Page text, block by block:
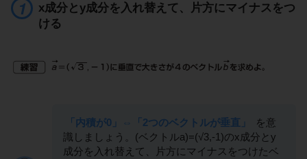
x成分とy成分を入れ替えて、片方にマイナスをつ
ける
「内積が0」⇔「2つのベクトルが垂直」
を意
識しましょう。(ベクトルa)=(√3,-1)のx成分とy
成分を入れ替えて、片方にマイナスをつけたベ